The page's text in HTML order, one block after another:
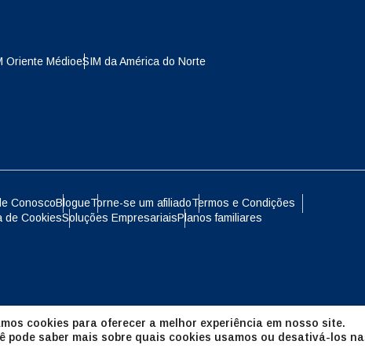
Oriente MédioeSIM da América do Norte
ConoscoBlogueTorne-se um afiliadoTermos e Condições
de CookiesSoluções EmpresariaisPlanos familiares
Polski
简体中文 繁體中文
CAD - Dólar Canadense
CHF - Franco Suíço NZD - Dólar
cookies para oferecer a melhor experiência em nosso site.
pode saber mais sobre quais cookies usamos ou desativá-los